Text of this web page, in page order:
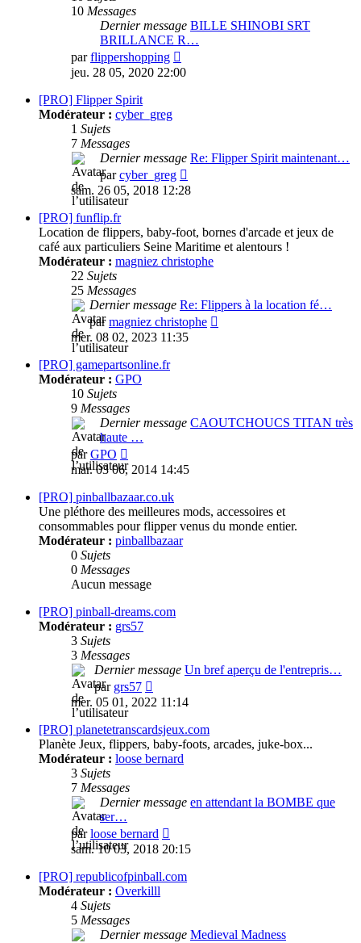
10 Messages
Dernier message BILLE SHINOBI SRT
BRILLANCE R…
parflippershopping
le
jeu. 28 05, 2020 22:00
[PRO] Flipper Spirit
Modérateur : cyber_greg
1 Sujets
7 Messages
Dernier message Re: Flipper Spirit maintenant…
parcyber_greg
le
sam. 26 05, 2018 12:28
[PRO] funflip.fr
Location de flippers, baby-foot, bornes d'arcade et jeux de
café aux particuliers Seine Maritime et alentours !
Modérateur : magniez christophe
22 Sujets
25 Messages
Dernier message Re: Flippers à la location fé…
parmagniez christophe
mer. 08 02, 2023 11:35
[PRO] gamepartsonline.fr
Modérateur : GPO
10 Sujets
9 Messages
Dernier message CAOUTCHOUCS TITAN très
haute …
parGPO
le
message
mar. 03 06, 2014 14:45
[PRO] pinballbazaar.co.uk
Une pléthore des meilleures mods, accessoires et
consommables pour flipper venus du monde entier.
Modérateur : pinballbazaar
0 Sujets
0 Messages
Aucun message
[PRO] pinball-dreams.com
Modérateur : grs57
3 Sujets
3 Messages
Dernier message Un bref aperçu de l'entrepris…
par grs57
le
message
mer. 05 01, 2022 11:14
[PRO] planetetranscardsjeux.com
Planète Jeux, flippers, baby-foots, arcades, juke-box...
Modérateur : loose bernard
3 Sujets
7 Messages
Dernier message en attendant la BOMBE que
ser…
parloose bernard
le
message
sam. 10 03, 2018 20:15
[PRO] republicofpinball.com
Modérateur : Overkilll
4 Sujets
5 Messages
Dernier message Medieval Madness